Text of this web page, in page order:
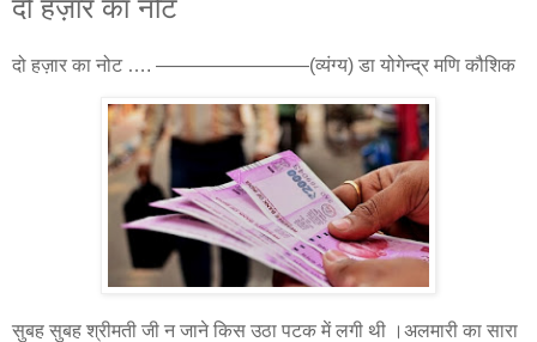
दो हज़ार का नोट
दो हज़ार का नोट …. ————————(व्यंग्य) डा योगेन्द्र मणि कौशिक
सुबह सुबह श्रीमती जी न जाने किस उठा पटक में लगी थी ।अलमारी का सारा